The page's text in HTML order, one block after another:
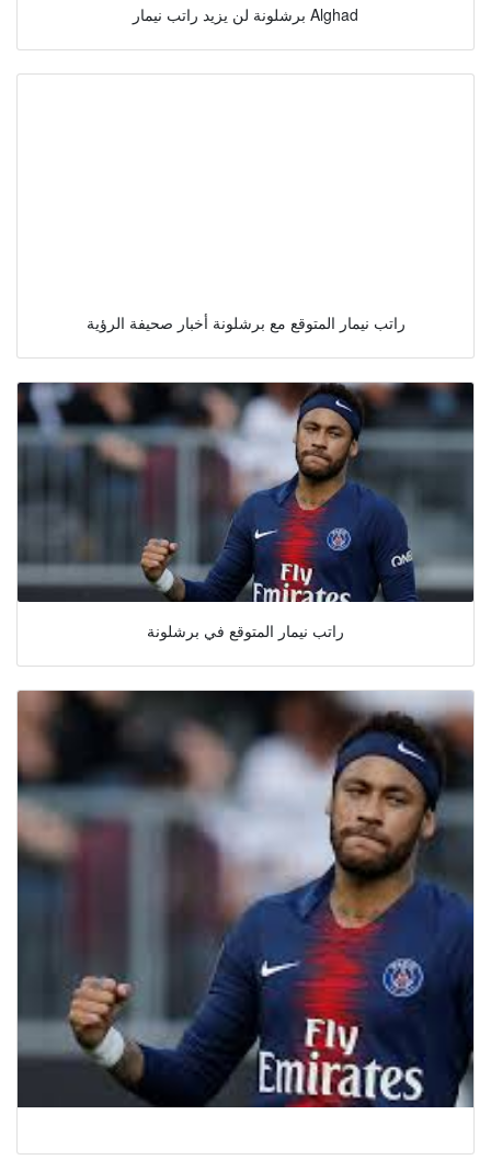
برشلونة لن يزيد راتب نيمار Alghad
راتب نيمار المتوقع مع برشلونة أخبار صحيفة الرؤية
راتب نيمار المتوقع في برشلونة